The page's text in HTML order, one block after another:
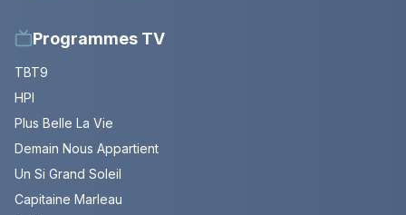
Programmes TV
TBT9
HPI
Plus Belle La Vie
Demain Nous Appartient
Un Si Grand Soleil
Capitaine Marleau